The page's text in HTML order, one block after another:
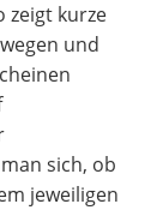
zeigt kurze
und
sich, ob
jeweiligen